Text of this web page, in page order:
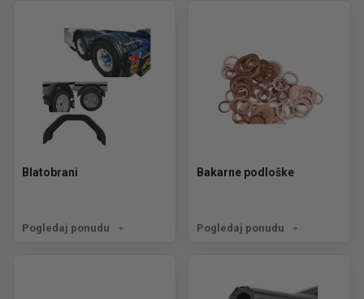
Blatobrani
Pogledaj ponudu
Bakarne podloške
Pogledaj ponudu